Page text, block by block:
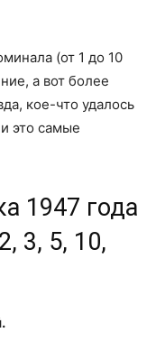
(от 1 до 10
а вот более
кое-что удалось
это самые
1947 года
3, 5, 10,